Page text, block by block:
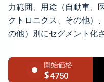
力範囲、用途（自動車、
クトロニクス、その他）
の他）別にセグメント化
4750